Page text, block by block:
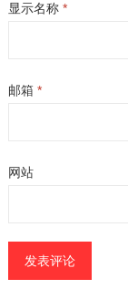
显示名称 *
邮箱 *
网站